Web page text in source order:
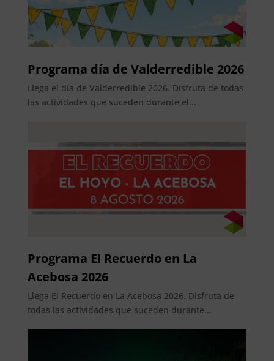
Programa día de Valderredible 2026
Llega el día de Valderredible 2026. Disfruta de todas
las actividades que suceden durante el...
Programa El Recuerdo en La
Acebosa 2026
Llega El Recuerdo en La Acebosa 2026. Disfruta de
todas las actividades que suceden durante...